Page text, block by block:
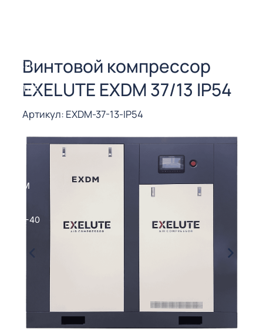
Винтовой компрессор
EXELUTE EXDM 37/13 IP54
Артикул: EXDM-37-13-IP54
РЕЗКИ
(3-40